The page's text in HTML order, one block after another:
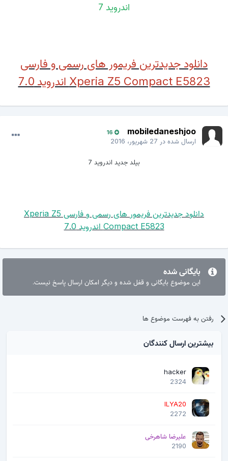
اندروید 7
دانلود جدیدترین فریمور های رسمی و فارسی
Xperia Z5 Compact E5823 اندروید 7.0
mobiledaneshjoo
16
ارسال شده در27 شهریور، 2016
بیلد جدید اندروید 7
دانلود جدیدترین فریمور های رسمی و فارسی Xperia Z5
Compact E5823 اندروید 7.0
بایگانی شده
این موضوع بایگانی و قفل شده و دیگر امکان ارسال پاسخ نیست.
رفتن به فهرست موضوع ها
بیشترین ارسال کنندگان
hacker
2324
ILYA20
2272
علیرضا شاهرخی
2190